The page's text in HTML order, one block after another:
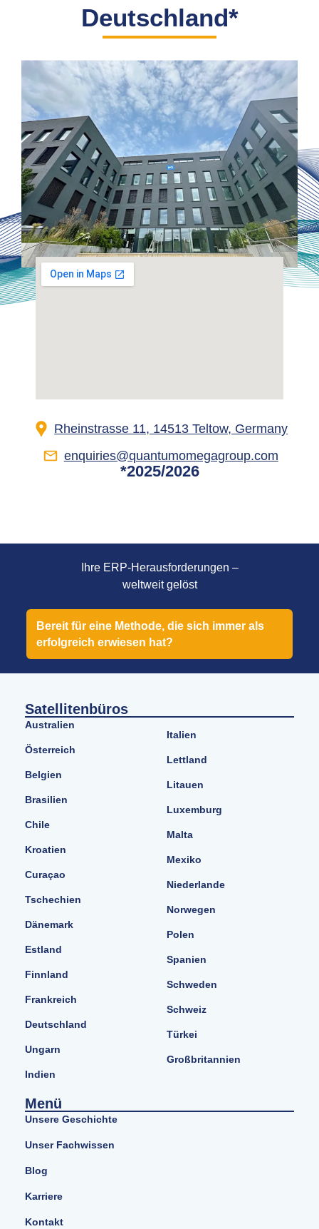
Deutschland*
Rheinstrasse 11, 14513 Teltow, Germany
enquiries@quantumomegagroup.com
*2025/2026
Ihre ERP-Herausforderungen –
weltweit gelöst
Bereit für eine Methode, die sich immer als
erfolgreich erwiesen hat?
Satellitenbüros
Australien
Österreich
Belgien
Brasilien
Chile
Kroatien
Curaçao
Tschechien
Dänemark
Estland
Finnland
Frankreich
Deutschland
Ungarn
Indien
Italien
Lettland
Litauen
Luxemburg
Malta
Mexiko
Niederlande
Norwegen
Polen
Spanien
Schweden
Schweiz
Türkei
Großbritannien
Menü
Unsere Geschichte
Unser Fachwissen
Blog
Karriere
Kontakt